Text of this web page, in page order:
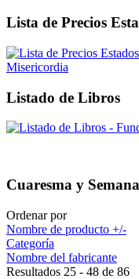
Lista de Precios
Listado de Libros
Cuaresma y
Ordenar por
Nombre de producto +/-
Categoría
Nombre del fabricante
Resultados 25 - 48 de 86